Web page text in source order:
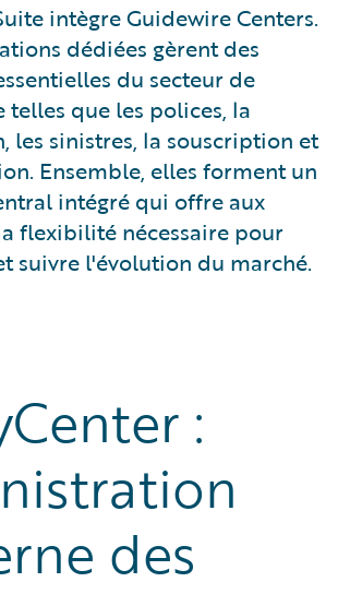
intègre Guidewire Centers.
dédiées gèrent des
du secteur de
telles que les polices, la
les sinistres, la souscription et
Ensemble, elles forment un
intégré qui offre aux
flexibilité nécessaire pour
suivre l'évolution du marché.
:
des